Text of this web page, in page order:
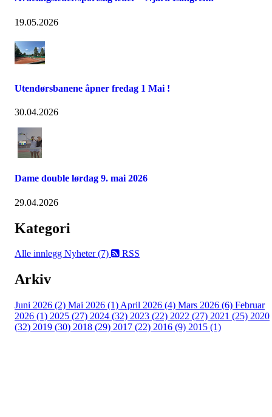
19.05.2026
Utendørsbanene åpner fredag 1 Mai !
30.04.2026
Dame double lørdag 9. mai 2026
29.04.2026
Kategori
Alle innlegg Nyheter (7) RSS
Arkiv
Juni 2026 (2) Mai 2026 (1) April 2026 (4) Mars 2026 (6) Februar
2026 (1) 2025 (27) 2024 (32) 2023 (22) 2022 (27) 2021 (25) 2020
(32) 2019 (30) 2018 (29) 2017 (22) 2016 (9) 2015 (1)